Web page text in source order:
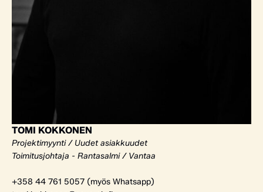
TOMI KOKKONEN
Projektimyynti / Uudet asiakkuudet
Toimitusjohtaja - Rantasalmi / Vantaa
+358 44 761 5057 (myös Whatsapp)